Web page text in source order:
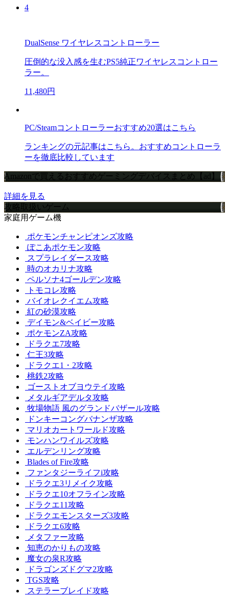
4
DualSense ワイヤレスコントローラー
圧倒的な没入感を生むPS5純正ワイヤレスコントロー
ラー。
11,480円
PC/Steamコントローラーおすすめ20選はこちら
ランキングの元記事はこちら。おすすめコントローラ
ーを徹底比較しています
Amazonで買えるおすすめゲーミングデバイスまとめ【ad】
詳細を見る
攻略取扱いゲーム
家庭用ゲーム機
ポケモンチャンピオンズ攻略
ぽこあポケモン攻略
スプラレイダース攻略
時のオカリナ攻略
ペルソナ4ゴールデン攻略
トモコレ攻略
バイオレクイエム攻略
紅の砂漠攻略
デイモン&ベイビー攻略
ポケモンZA攻略
ドラクエ7攻略
仁王3攻略
ドラクエ1・2攻略
桃鉄2攻略
ゴーストオブヨウテイ攻略
メタルギアデルタ攻略
牧場物語 風のグランドバザール攻略
ドンキーコングバナンザ攻略
マリオカートワールド攻略
モンハンワイルズ攻略
エルデンリング攻略
Blades of Fire攻略
ファンタジーライフi攻略
ドラクエ3リメイク攻略
ドラクエ10オフライン攻略
ドラクエ11攻略
ドラクエモンスターズ3攻略
ドラクエ6攻略
メタファー攻略
知恵のかりもの攻略
魔女の泉R攻略
ドラゴンズドグマ2攻略
TGS攻略
ステラーブレイド攻略